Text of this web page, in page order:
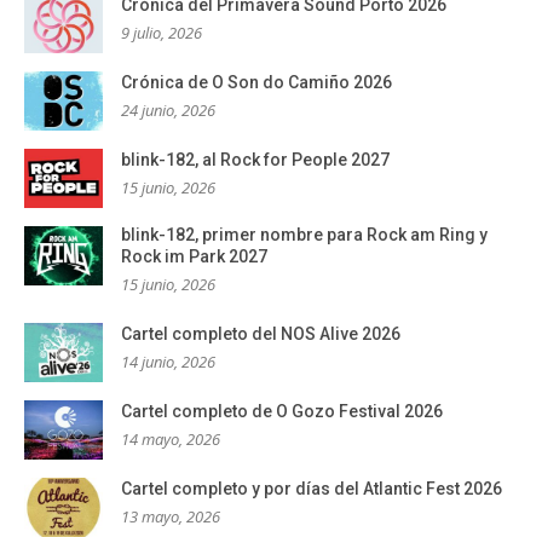
Crónica del Primavera Sound Porto 2026
9 julio, 2026
Crónica de O Son do Camiño 2026
24 junio, 2026
blink-182, al Rock for People 2027
15 junio, 2026
blink-182, primer nombre para Rock am Ring y
Rock im Park 2027
15 junio, 2026
Cartel completo del NOS Alive 2026
14 junio, 2026
Cartel completo de O Gozo Festival 2026
14 mayo, 2026
Cartel completo y por días del Atlantic Fest 2026
13 mayo, 2026